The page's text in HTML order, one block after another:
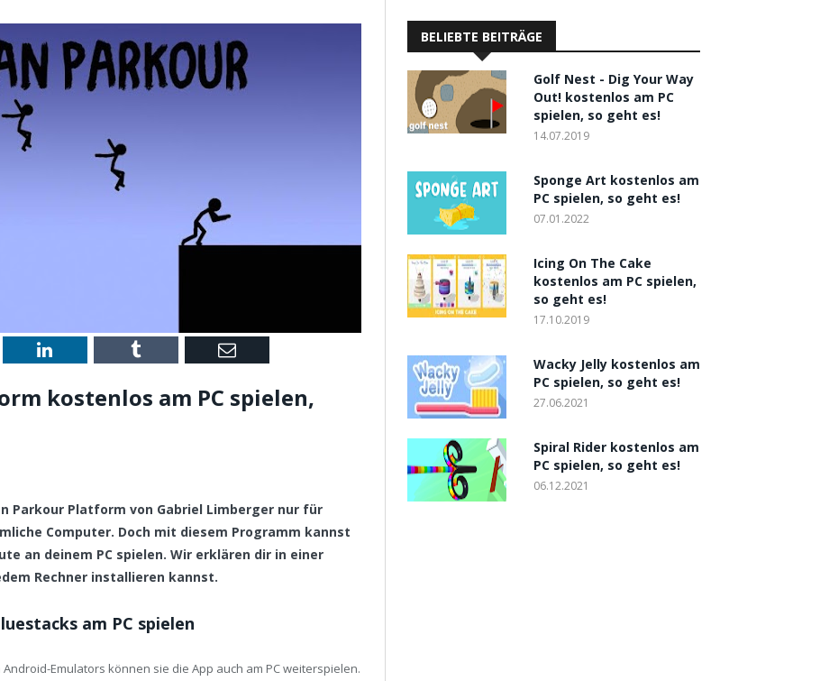
LinkedIn Tumblr Email
kostenlos am PC spielen,
Parkour Platform von Gabriel Limberger nur für
Computer. Doch mit diesem Programm kannst
an deinem PC spielen. Wir erklären dir in einer
Rechner installieren kannst.
am PC spielen
Emulators können sie die App auch am PC weiterspielen.
BELIEBTE BEITRÄGE
Golf Nest - Dig Your Way
Out! kostenlos am PC
spielen, so geht es!
14.07.2019
Sponge Art kostenlos am
PC spielen, so geht es!
07.01.2022
Icing On The Cake
kostenlos am PC spielen,
so geht es!
17.10.2019
Wacky Jelly kostenlos am
PC spielen, so geht es!
27.06.2021
Spiral Rider kostenlos am
PC spielen, so geht es!
06.12.2021